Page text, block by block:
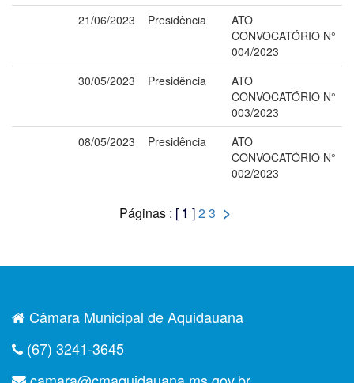
21/06/2023
Presidência
ATO
CONVOCATÓRIO N°
004/2023
30/05/2023
Presidência
ATO
CONVOCATÓRIO N°
003/2023
08/05/2023
Presidência
ATO
CONVOCATÓRIO N°
002/2023
Páginas : [ 1 ]23 >
Câmara Municipal de Aquidauana
(67) 3241-3645